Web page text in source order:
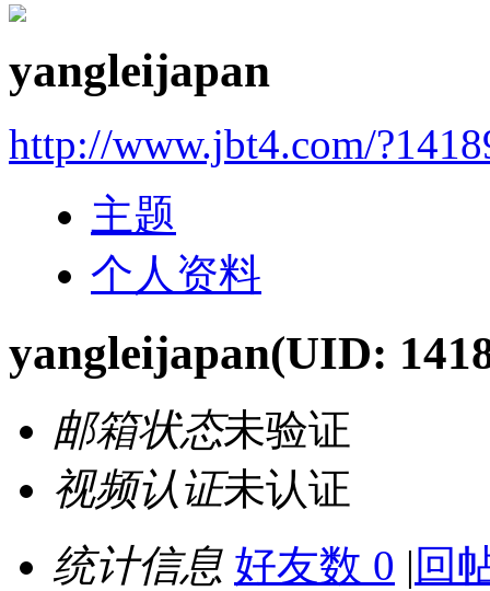
yangleijapan
http://www.jbt4.com/
主题
个人资料
yangleijapan(UID:
邮箱状态未验证
视频认证未认证
统计信息 好友数 0 | 回